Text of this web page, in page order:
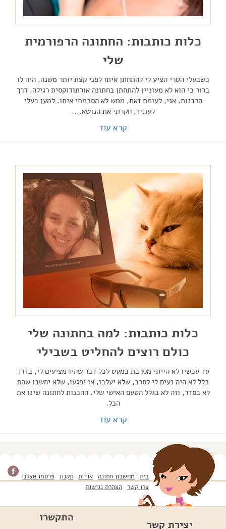
כלות כותבות: החתונה הרפורמית
שלי
כשבעלי הטרי הציע לי להתחתן איתו לפני קצת יותר משנה, היה לו
ברור כי הוא לא מעוניין להתחתן בחתונה אורתודוקסית רגילה, דרך
הרבנות. אני, לעומת זאת, ממש לא הסכמתי איתו. למען בעלי
לעתיד, חקרתי את הנושא....
קרא עוד
כלות כותבות: למה בחתונה שלי
כולם רוצים להחליט בשבילי
עד עכשיו לא הייתי מסרבת כמעט לכל דבר שהיו מציעים לי, בדרך
כלל לא היה נעים לי לסרב, שלא יעלבו, או יפגעו, שלא יחשבו שהם
לא בסדר, וזה לא בגלל הטעם האישי שלי. ההכנות לחתונה שינו את
הכל.
קרא עוד
בית מחשבון חתונה אודות תקנון
פרסמו אצלנו
צרו קשר הצהרת נגישות
יצירת קשר
התקשרו